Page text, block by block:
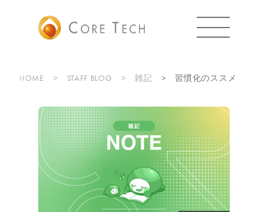
HOME STAFF BLOG 雑記 習慣化のススメ